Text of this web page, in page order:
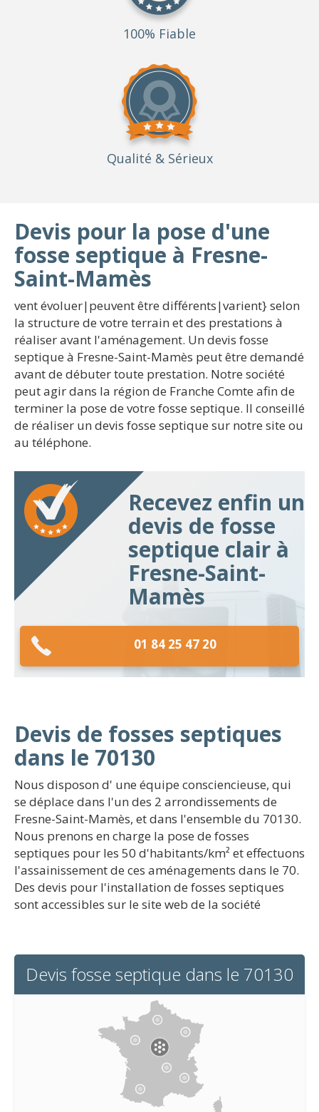
100% Fiable
Qualité & Sérieux
Devis pour la pose d'une
fosse septique à Fresne-
Saint-Mamès
vent évoluer|peuvent être différents|varient} selon
la structure de votre terrain et des prestations à
réaliser avant l'aménagement. Un devis fosse
septique à Fresne-Saint-Mamès peut être demandé
avant de débuter toute prestation. Notre société
peut agir dans la région de Franche Comte afin de
terminer la pose de votre fosse septique. Il conseillé
de réaliser un devis fosse septique sur notre site ou
au téléphone.
Recevez enfin un
devis de fosse
septique clair à
Fresne-Saint-
Mamès
01 84 25 47 20
Devis de fosses septiques
dans le 70130
Nous disposon d' une équipe consciencieuse, qui
se déplace dans l'un des 2 arrondissements de
Fresne-Saint-Mamès, et dans l'ensemble du 70130.
Nous prenons en charge la pose de fosses
septiques pour les 50 d'habitants/km² et effectuons
l'assainissement de ces aménagements dans le 70.
Des devis pour l'installation de fosses septiques
sont accessibles sur le site web de la société
Devis fosse septique dans le 70130